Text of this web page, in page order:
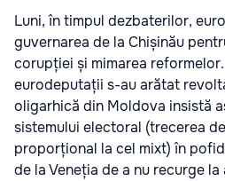
Luni, în timpul dezbaterilor,
guvernarea de la Chișinău
corupției și mimarea
eurodeputații s-au arătat
oligarhică din Moldova insistă
sistemului electoral (trecerea
proporțional la cel mixt) în
de la Veneția de a nu recurge